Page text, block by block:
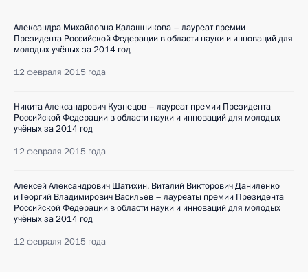
Александра Михайловна Калашникова – лауреат премии
Президента Российской Федерации в области науки и инноваций для
молодых учёных за 2014 год
12 февраля 2015 года
Никита Александрович Кузнецов – лауреат премии Президента
Российской Федерации в области науки и инноваций для молодых
учёных за 2014 год
12 февраля 2015 года
Алексей Александрович Шатихин, Виталий Викторович Даниленко
и Георгий Владимирович Васильев – лауреаты премии Президента
Российской Федерации в области науки и инноваций для молодых
учёных за 2014 год
12 февраля 2015 года